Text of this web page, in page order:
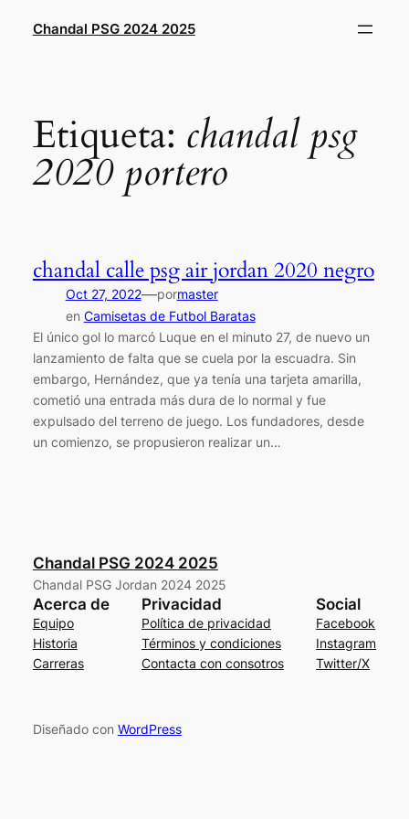
Chandal PSG 2024 2025
Etiqueta: chandal psg
2020 portero
chandal calle psg air jordan 2020 negro
Oct 27, 2022—pormaster
en Camisetas de Futbol Baratas
El único gol lo marcó Luque en el minuto 27, de nuevo un
lanzamiento de falta que se cuela por la escuadra. Sin
embargo, Hernández, que ya tenía una tarjeta amarilla,
cometió una entrada más dura de lo normal y fue
expulsado del terreno de juego. Los fundadores, desde
un comienzo, se propusieron realizar un…
Chandal PSG 2024 2025
Chandal PSG Jordan 2024 2025
Acerca de
Equipo
Historia
Carreras
Privacidad
Política de privacidad
Términos y condiciones
Contacta con consotros
Social
Facebook
Instagram
Twitter/X
Diseñado con WordPress